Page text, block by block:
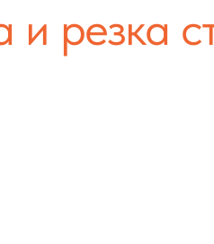
резка
в Дмитрове